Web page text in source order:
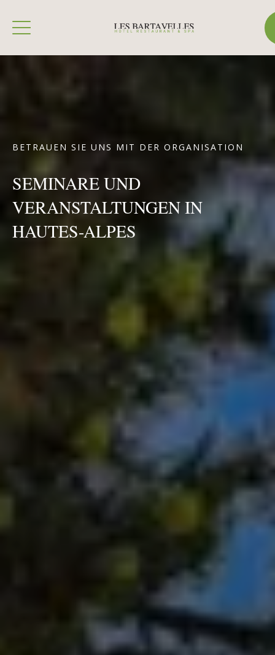
BETRAUEN SIE UNS MIT DER ORGANISATION
SEMINARE UND
VERANSTALTUNGEN IN
HAUTES-ALPES